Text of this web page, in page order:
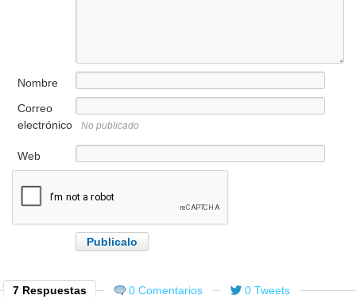
Nombre
Correo
electrónico
No publicado
Web
7 Respuestas 0 Comentarios
0 Tweets